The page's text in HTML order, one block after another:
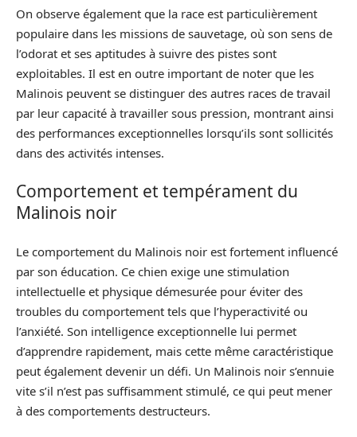
On observe également que la race est particulièrement
populaire dans les missions de sauvetage, où son sens de
l’odorat et ses aptitudes à suivre des pistes sont
exploitables. Il est en outre important de noter que les
Malinois peuvent se distinguer des autres races de travail
par leur capacité à travailler sous pression, montrant ainsi
des performances exceptionnelles lorsqu’ils sont sollicités
dans des activités intenses.
Comportement et tempérament du
Malinois noir
Le comportement du Malinois noir est fortement influencé
par son éducation. Ce chien exige une stimulation
intellectuelle et physique démesurée pour éviter des
troubles du comportement tels que l’hyperactivité ou
l’anxiété. Son intelligence exceptionnelle lui permet
d’apprendre rapidement, mais cette même caractéristique
peut également devenir un défi. Un Malinois noir s’ennuie
vite s’il n’est pas suffisamment stimulé, ce qui peut mener
à des comportements destructeurs.